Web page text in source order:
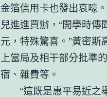
金箔信用卡也發出哀嚎
兒進進買辦，“開學時
元，特殊驚喜。”黃密
上當局及相干部分批準
宿、雜費等。
“這既是惠平易近之